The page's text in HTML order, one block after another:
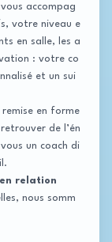
accompag
votre niveau e
en salle, les a
: votre co
et un sui
en forme
de l’én
un coach di
relation
nous somm